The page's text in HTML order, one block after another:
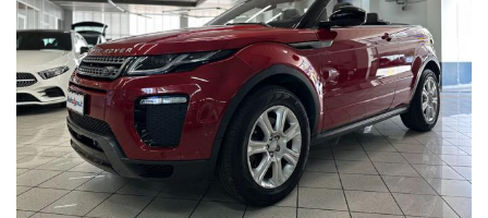
Avviamento senza chiave
Navigatore
Bluetooth
Apple car play - Android auto
Sensori di parcheggio anteriori e posteriori
Telecamere 360°
Clima automatico bi-zona
Parabrezza riscaldabile